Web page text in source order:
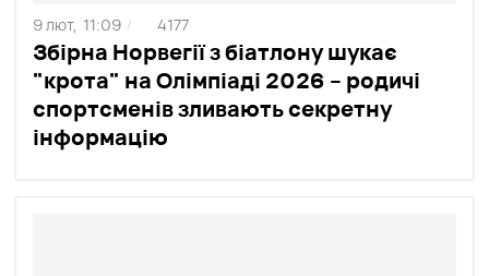
Збірна Норвегії з біатлону шукає
"крота" на Олімпіаді 2026 – родичі
спортсменів зливають секретну
інформацію
9 лют, 11:09 / 4177